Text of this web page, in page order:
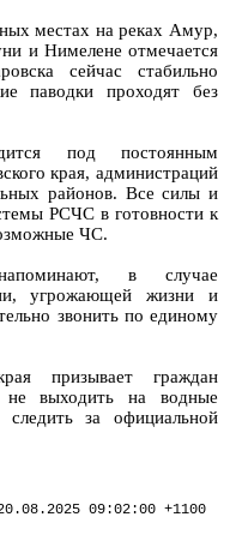
местах на реках Амур,
и Нимелене отмечается
сейчас стабильно
паводки проходят без
под постоянным
края, администраций
районов. Все силы и
РСЧС в готовности к
ЧС.
в случае
угрожающей жизни и
звонить по единому
призывает граждан
не выходить на водные
за официальной
09:02:00 +1100